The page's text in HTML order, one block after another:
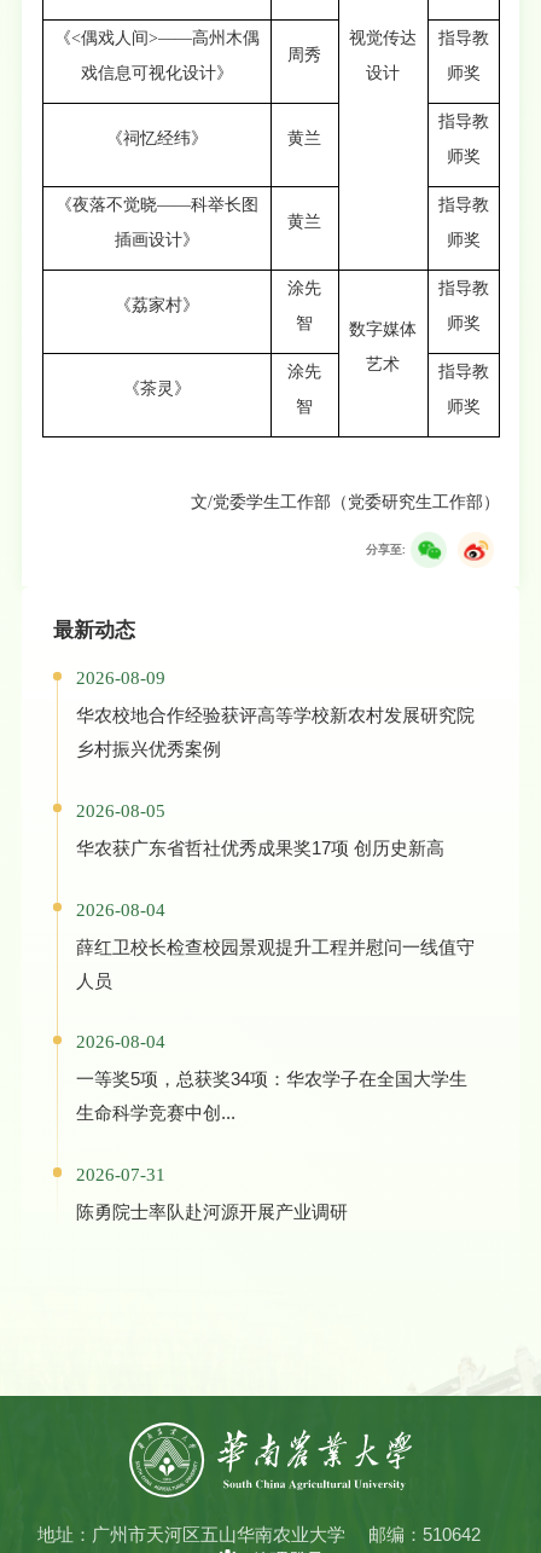
视觉传达
设计
《<偶戏人间>——高州木偶
戏信息可视化设计》
周秀
指导教
师奖
《祠忆经纬》 黄兰
指导教
师奖
《夜落不觉晓——科举长图
插画设计》
黄兰
指导教
师奖
《荔家村》
涂先
智
数字媒体
艺术
指导教
师奖
《茶灵》
涂先
智
指导教
师奖
文/党委学生工作部（党委研究生工作部）
分享至:
最新动态
2026-08-09
华农校地合作经验获评高等学校新农村发展研究院
乡村振兴优秀案例
2026-08-05
华农获广东省哲社优秀成果奖17项 创历史新高
2026-08-04
薛红卫校长检查校园景观提升工程并慰问一线值守
人员
2026-08-04
一等奖5项，总获奖34项：华农学子在全国大学生
生命科学竞赛中创...
2026-07-31
陈勇院士率队赴河源开展产业调研
地址：广州市天河区五山华南农业大学
邮编：510642